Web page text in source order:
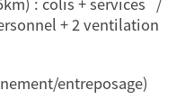
: colis + services /
+ 2 ventilation
entreposage)